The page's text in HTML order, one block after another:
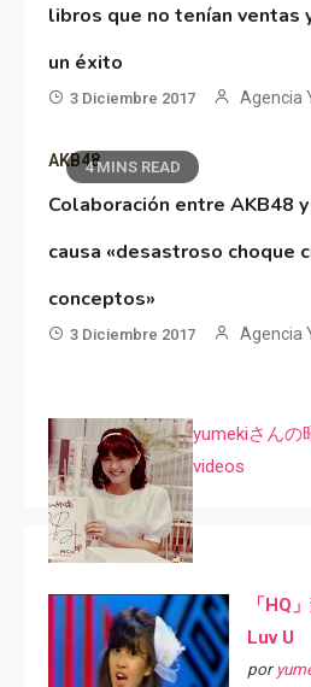
libros que no tenían ventas
un éxito
3 Diciembre 2017 Agencia
4 MINS READ
AKB48
Colaboración entre AKB48
causa «desastroso choque
conceptos»
3 Diciembre 2017 Agencia
yumekiさんの
videos
「HQ
Luv U
por